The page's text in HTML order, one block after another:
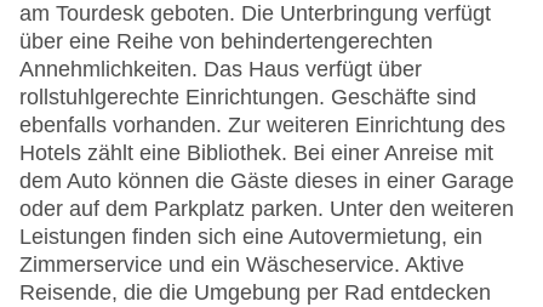
am Tourdesk geboten. Die Unterbringung verfügt
über eine Reihe von behindertengerechten
Annehmlichkeiten. Das Haus verfügt über
rollstuhlgerechte Einrichtungen. Geschäfte sind
ebenfalls vorhanden. Zur weiteren Einrichtung des
Hotels zählt eine Bibliothek. Bei einer Anreise mit
dem Auto können die Gäste dieses in einer Garage
oder auf dem Parkplatz parken. Unter den weiteren
Leistungen finden sich eine Autovermietung, ein
Zimmerservice und ein Wäscheservice. Aktive
Reisende, die die Umgebung per Rad entdecken